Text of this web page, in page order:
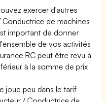
exercer d'autres
de machines
important de donner
de vos activités
RC peut être revu à
à la somme de prix
joue peu dans le tarif